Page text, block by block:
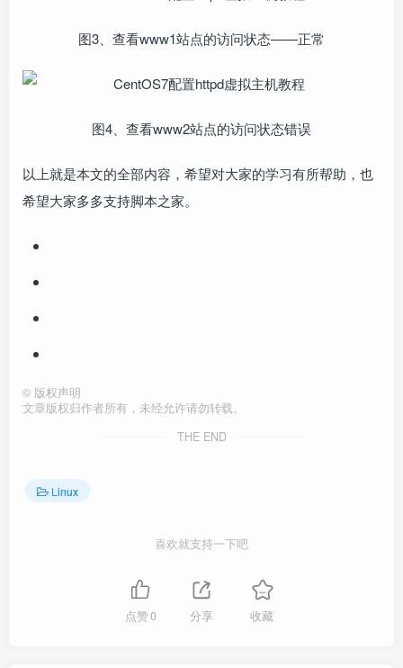
图3、查看www1站点的访问状态――正常
图4、查看www2站点的访问状态错误
以上就是本文的全部内容，希望对大家的学习有所帮助，也
希望大家多多支持脚本之家。
© 版权声明
文章版权归作者所有，未经允许请勿转载。
THE END
Linux
喜欢就支持一下吧
点赞0 分享 收藏